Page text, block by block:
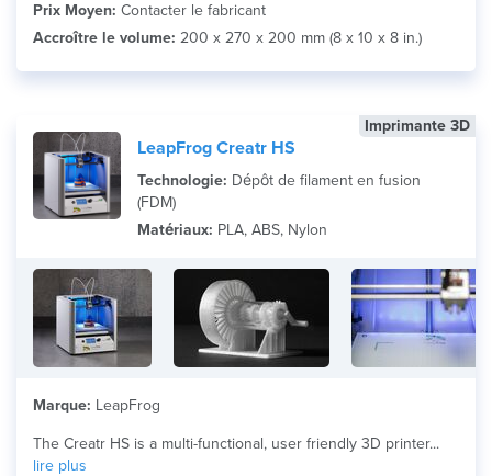
Prix Moyen: Contacter le fabricant
Accroître le volume: 200 x 270 x 200 mm (8 x 10 x 8 in.)
Imprimante 3D
LeapFrog Creatr HS
Technologie: Dépôt de filament en fusion
(FDM)
Matériaux: PLA, ABS, Nylon
Marque: LeapFrog
The Creatr HS is a multi-functional, user friendly 3D printer...
lire plus